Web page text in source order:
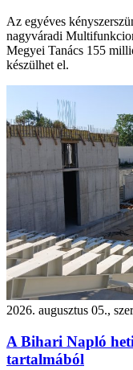
Az egyéves
nagyváradi
Megyei Tanács 155
készülhet el.
2026. augusztus 05.,
A Bihari Napló
tartalmából